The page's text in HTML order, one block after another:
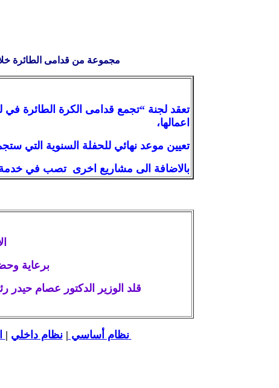
مجموعة من قدامى الطائرة خلال البطولة العربية في
تعقد لجنة “تجمع قدامى الكرة الطائرة
اعمالها،
تعيين موعد نهائي للحفلة السنوية التي
بالاضافة الى مشاريع اخرى تصب في خدمة
قلد الوزير الدكتور عصام حيدر
نظام أساسي |نظام داخلي |